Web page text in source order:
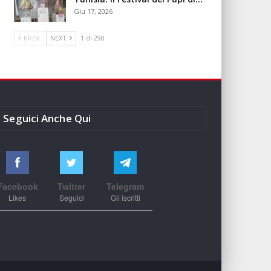
Giu 17, 2026
PREV NEXT 1 di 298
Seguici Anche Qui
Likes
Twitter
Seguici
Telegram
Gli iscritti